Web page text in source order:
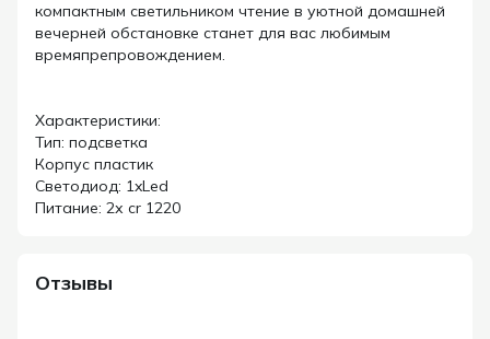
компактным светильником чтение в уютной домашней
вечерней обстановке станет для вас любимым
времяпрепровождением.
Характеристики:
Тип: подсветка
Корпус пластик
Светодиод: 1xLed
Питание: 2х cr 1220
Отзывы